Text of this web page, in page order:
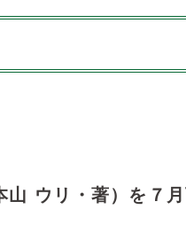
山 ウリ・著）を７